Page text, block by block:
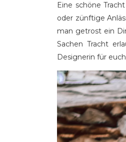
Eine schöne
oder zünftige
man getrost ein
Sachen Tracht
Designerin für